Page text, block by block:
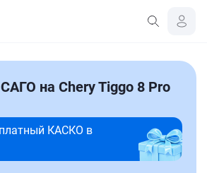
на Chery Tiggo 8 Pro
КАСКО в